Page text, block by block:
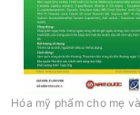
Hóa mỹ phẩm cho mẹ